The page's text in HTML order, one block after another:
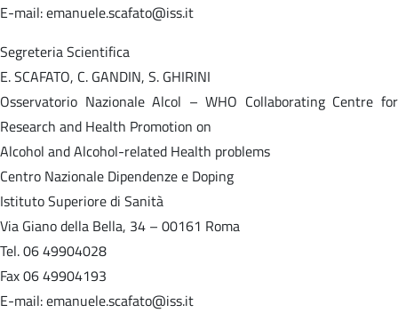
E-mail: emanuele.scafato@iss.it
Segreteria Scientifica
E. SCAFATO, C. GANDIN, S. GHIRINI
Osservatorio Nazionale Alcol – WHO Collaborating Centre for
Research and Health Promotion on
Alcohol and Alcohol-related Health problems
Centro Nazionale Dipendenze e Doping
Istituto Superiore di Sanità
Via Giano della Bella, 34 – 00161 Roma
Tel. 06 49904028
Fax 06 49904193
E-mail: emanuele.scafato@iss.it